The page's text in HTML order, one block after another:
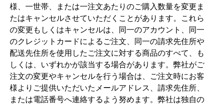
様、一世帯、または一注文あたりのご購入数量を変更ま
たはキャンセルさせていただくことがあります。これら
の変更もしくはキャンセルは、同一のアカウント、同一
のクレジットカードによるご注文、同一の請求先住所や
配送先住所を使用したご注文に対する商品のすべて、も
しくは、いずれかが該当する場合があります。弊社がご
注文の変更やキャンセルを行う場合は、ご注文時にお客
様よりご提供いただいたメールアドレス、請求先住所、
または電話番号へ連絡するよう努めます。弊社は独自の